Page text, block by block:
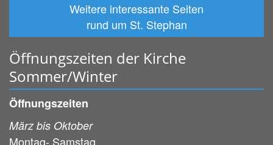
Weitere interessante Seiten
rund um St. Stephan
Öffnungszeiten der Kirche
Sommer/Winter
Öffnungszeiten
März bis Oktober
Montag- Samstag